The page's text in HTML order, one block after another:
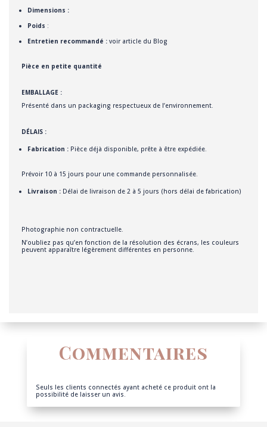
Dimensions :
Poids :
Entretien recommandé : voir article du Blog
Pièce en petite quantité
EMBALLAGE :
Présenté dans un packaging respectueux de l’environnement.
DÉLAIS :
Fabrication : Pièce déjà disponible, prête à être expédiée.
Prévoir 10 à 15 jours pour une commande personnalisée.
Livraison : Délai de livraison de 2 à 5 jours (hors délai de fabrication)
Photographie non contractuelle.
N’oubliez pas qu’en fonction de la résolution des écrans, les couleurs
peuvent apparaître légèrement différentes en personne.
Commentaires
Seuls les clients connectés ayant acheté ce produit ont la
possibilité de laisser un avis.